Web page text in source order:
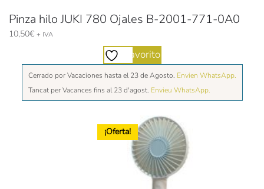
Pinza hilo JUKI 780 Ojales B-2001-771-0A0
10,50€ + IVA
Favorito
Cerrado por Vacaciones hasta el 23 de Agosto. Envien WhatsApp.
Tancat per Vacances fins al 23 d'agost. Envieu WhatsApp.
¡Oferta!